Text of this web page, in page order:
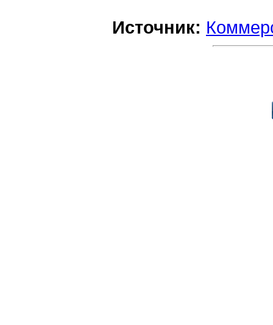
Источник: